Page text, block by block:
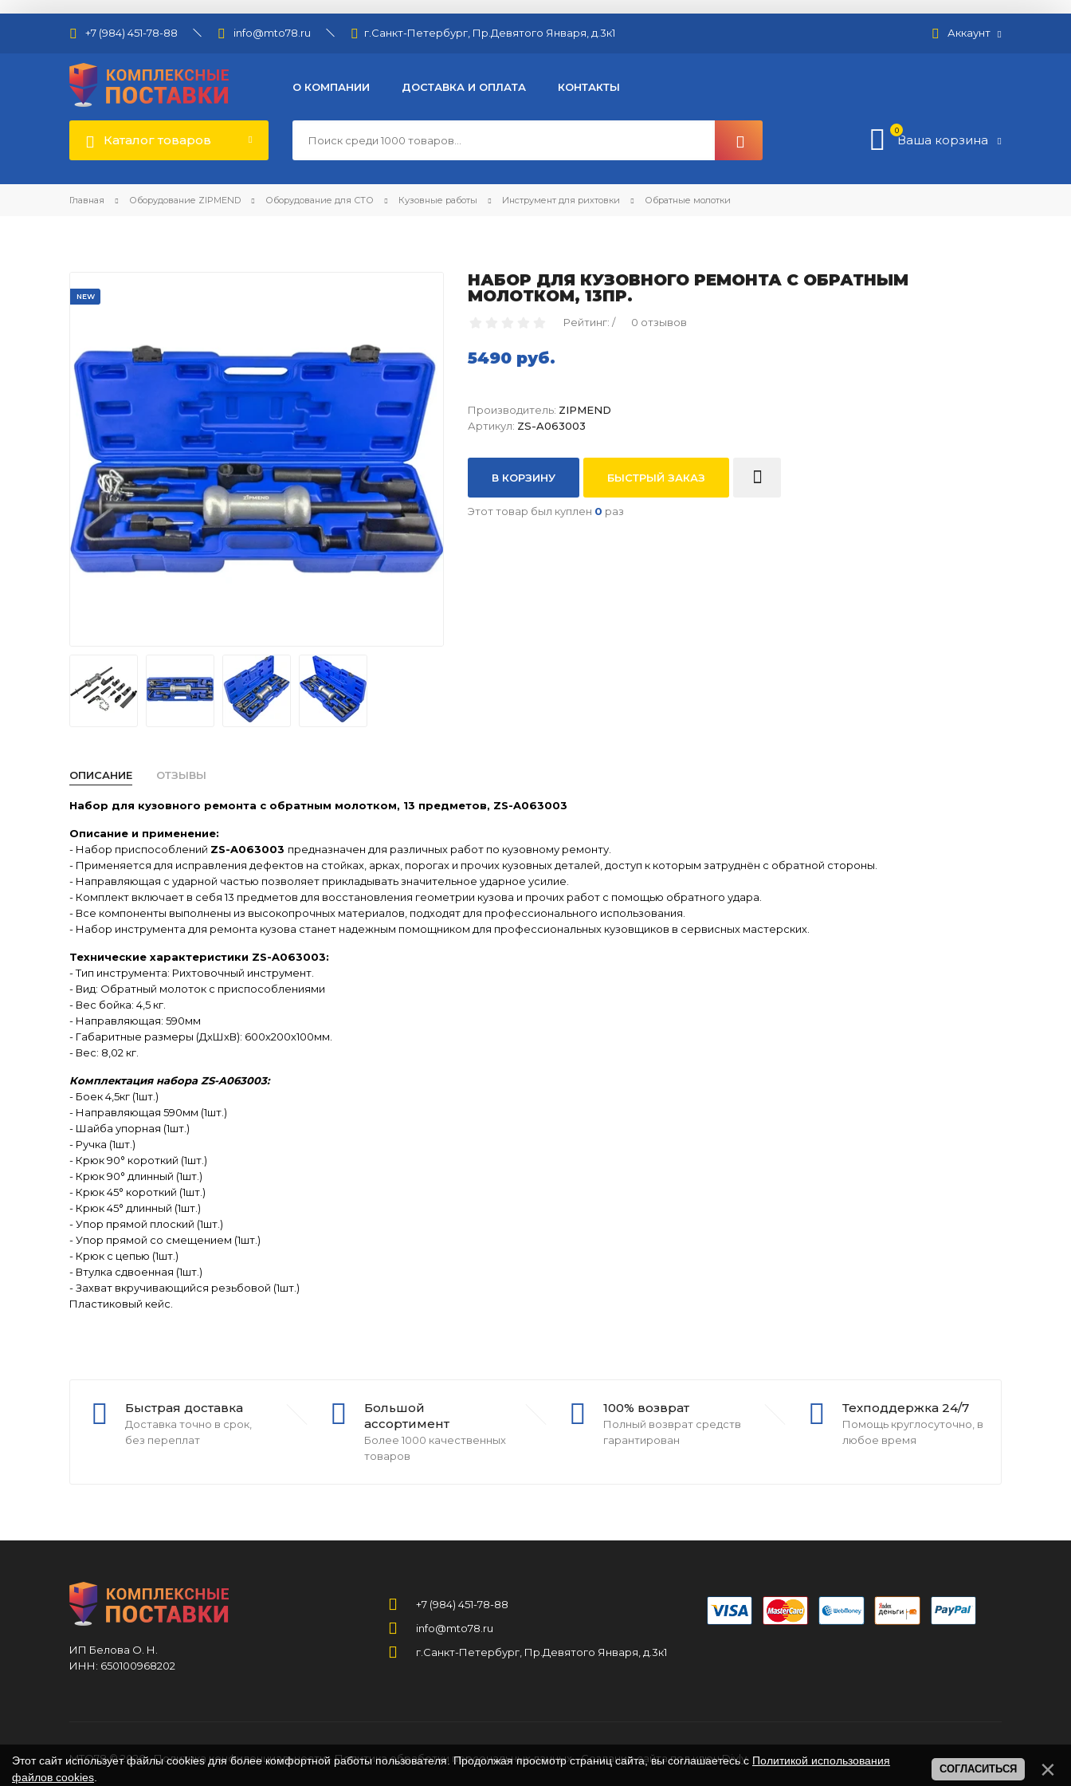
+7 (984) 451-78-88 info@mto78.ru г.Санкт-Петербург, Пр.Девятого Января, д.3к1 Аккаунт
О КОМПАНИИ ДОСТАВКА И ОПЛАТА КОНТАКТЫ
Каталог товаров
0
Ваша корзина
Главная Оборудование ZIPMEND Оборудование для СТО Кузовные работы Инструмент для рихтовки Обратные молотки
NEW
НАБОР ДЛЯ КУЗОВНОГО РЕМОНТА С ОБРАТНЫМ
МОЛОТКОМ, 13ПР.
Рейтинг: / 0 отзывов
5490 руб.
Производитель: ZIPMEND
Артикул: ZS-A063003
В КОРЗИНУ БЫСТРЫЙ ЗАКАЗ
Этот товар был куплен 0 раз
ОПИСАНИЕ ОТЗЫВЫ
Набор для кузовного ремонта с обратным молотком, 13 предметов, ZS-A063003
Описание и применение:
- Набор приспособлений ZS-A063003 предназначен для различных работ по кузовному ремонту.
- Применяется для исправления дефектов на стойках, арках, порогах и прочих кузовных деталей, доступ к которым затруднён с обратной стороны.
- Направляющая с ударной частью позволяет прикладывать значительное ударное усилие.
- Комплект включает в себя 13 предметов для восстановления геометрии кузова и прочих работ с помощью обратного удара.
- Все компоненты выполнены из высокопрочных материалов, подходят для профессионального использования.
- Набор инструмента для ремонта кузова станет надежным помощником для профессиональных кузовщиков в сервисных мастерских.
Технические характеристики ZS-A063003:
- Тип инструмента: Рихтовочный инструмент.
- Вид: Обратный молоток с приспособлениями
- Вес бойка: 4,5 кг.
- Направляющая: 590мм
- Габаритные размеры (ДхШхВ): 600х200х100мм.
- Вес: 8,02 кг.
Комплектация набора ZS-A063003:
- Боек 4,5кг (1шт.)
- Направляющая 590мм (1шт.)
- Шайба упорная (1шт.)
- Ручка (1шт.)
- Крюк 90° короткий (1шт.)
- Крюк 90° длинный (1шт.)
- Крюк 45° короткий (1шт.)
- Крюк 45° длинный (1шт.)
- Упор прямой плоский (1шт.)
- Упор прямой со смещением (1шт.)
- Крюк с цепью (1шт.)
- Втулка сдвоенная (1шт.)
- Захват вкручивающийся резьбовой (1шт.)
Пластиковый кейс.
Быстрая доставка
Доставка точно в срок,
без переплат
Большой
ассортимент
Более 1000 качественных
товаров
100% возврат
Полный возврат средств
гарантирован
Техподдержка 24/7
Помощь круглосуточно, в
любое время
ИП Белова О. Н.
ИНН: 650100968202
+7 (984) 451-78-88
info@mto78.ru
г.Санкт-Петербург, Пр.Девятого Января, д.3к1
MTO78 © 2026-Политика конфиденциальности- Политика обработки персональных данных -Создание сайта под ключ Divly
Этот сайт использует файлы cookies для более комфортной работы пользователя. Продолжая просмотр страниц сайта, вы соглашаетесь с Политикой использования
файлов cookies
СОГЛАСИТЬСЯ